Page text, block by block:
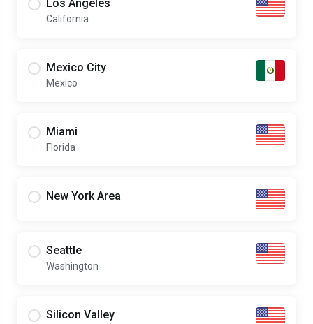
Los Angeles
California
Mexico City
Mexico
Miami
Florida
New York Area
Seattle
Washington
Silicon Valley